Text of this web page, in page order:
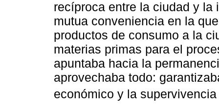
recíproca entre la ciudad y
mutua conveniencia en la
productos de consumo a la
materias primas para el
apuntaba hacia la
aprovechaba todo:
económico y la